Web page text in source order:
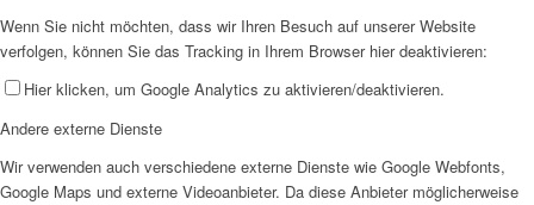
Wenn Sie nicht möchten, dass wir Ihren Besuch auf unserer Website
verfolgen, können Sie das Tracking in Ihrem Browser hier deaktivieren:
Hier klicken, um Google Analytics zu aktivieren/deaktivieren.
Andere externe Dienste
Wir verwenden auch verschiedene externe Dienste wie Google Webfonts,
Google Maps und externe Videoanbieter. Da diese Anbieter möglicherweise